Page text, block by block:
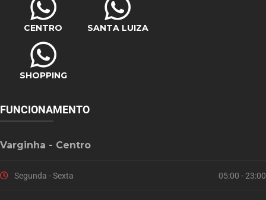
CENTRO SANTA LUIZA
SHOPPING
FUNCIONAMENTO
Varginha - Centro
Segunda - Sexta 05:00 - 23:00